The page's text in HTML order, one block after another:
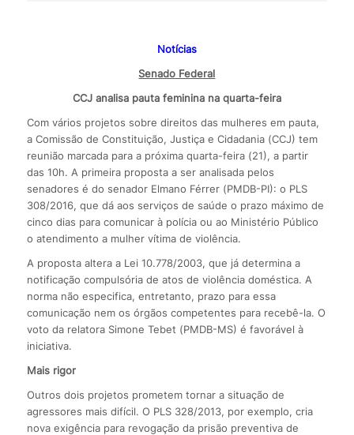
Notícias
Senado Federal
CCJ analisa pauta feminina na quarta-feira
Com vários projetos sobre direitos das mulheres em pauta,
a Comissão de Constituição, Justiça e Cidadania (CCJ) tem
reunião marcada para a próxima quarta-feira (21), a partir
das 10h. A primeira proposta a ser analisada pelos
senadores é do senador Elmano Férrer (PMDB-PI): o PLS
308/2016, que dá aos serviços de saúde o prazo máximo de
cinco dias para comunicar à polícia ou ao Ministério Público
o atendimento a mulher vítima de violência.
A proposta altera a Lei 10.778/2003, que já determina a
notificação compulsória de atos de violência doméstica. A
norma não especifica, entretanto, prazo para essa
comunicação nem os órgãos competentes para recebê-la. O
voto da relatora Simone Tebet (PMDB-MS) é favorável à
iniciativa.
Mais rigor
Outros dois projetos prometem tornar a situação de
agressores mais difícil. O PLS 328/2013, por exemplo, cria
nova exigência para revogação da prisão preventiva de